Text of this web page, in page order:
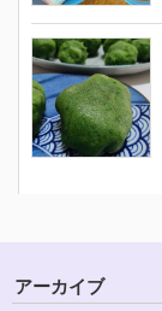
アーカイブ